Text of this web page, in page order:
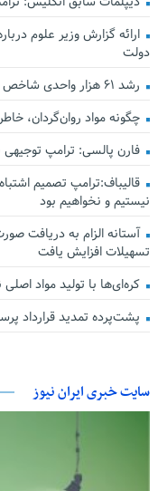
ارائه گزارش وزیر علوم
دولت
رشد ۶۱ هزار واحدی شاخص بورس
چگونه مواد روان‌گردان،
فارن پالسی: ترامپ توجیهی
قالیباف:ترامپ تصمیم
نیستیم و نخواهیم بود
تسهیلات افزایش یافت
کره‌ای‌ها با تولید مواد
پشت‌پرده تمدید قرارداد
سایت خبری ایران نیوز